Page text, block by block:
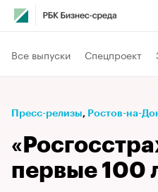
Все выпуски Спецпроект
Пресс-релизы⁠, Ростов-на-
первые 100